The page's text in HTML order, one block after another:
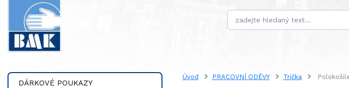
DÁRKOVÉ POUKAZY
Úvod PRACOVNÍ ODĚVY Trička